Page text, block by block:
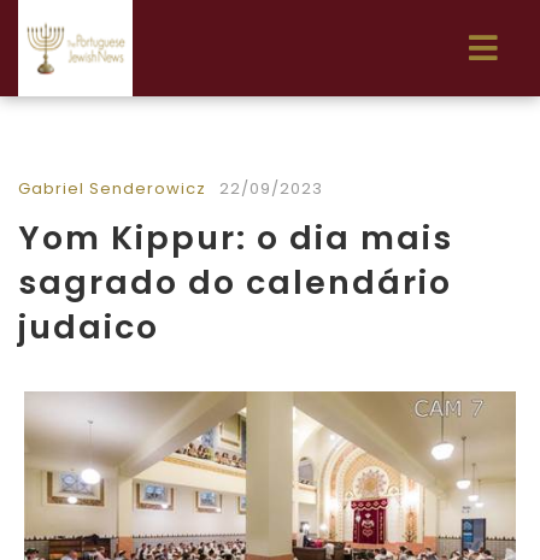
Gabriel Senderowicz 22/09/2023
Yom Kippur: o dia mais
sagrado do calendário
judaico